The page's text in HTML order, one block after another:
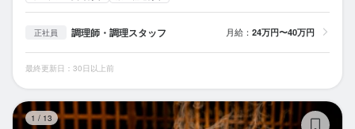
正社員 調理師・調理スタッフ 月給： 24万円〜40万円
最終更新日：30日以上前
1 / 13